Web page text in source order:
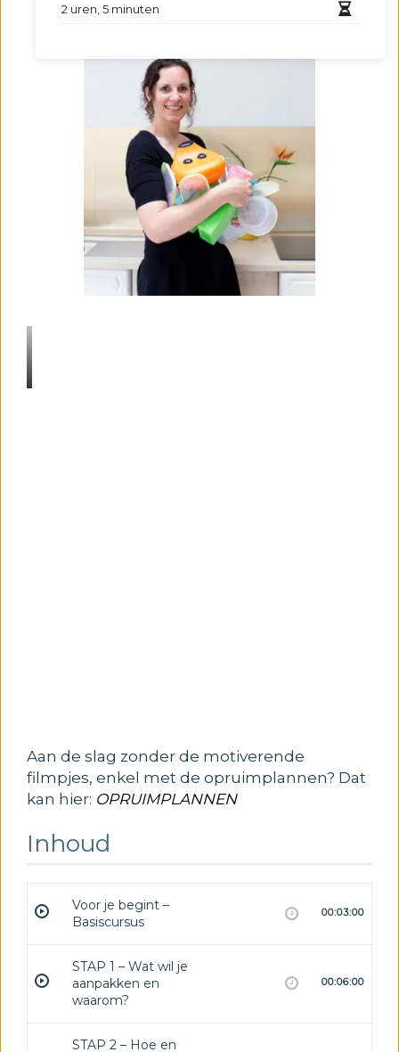
2 uren, 5 minuten
Aan de slag zonder de motiverende
filmpjes, enkel met de opruimplannen? Dat
kan hier: OPRUIMPLANNEN
Inhoud
Voor je begint –
Basiscursus
00:03:00
STAP 1 – Wat wil je
aanpakken en
waarom?
00:06:00
STAP 2 – Hoe en